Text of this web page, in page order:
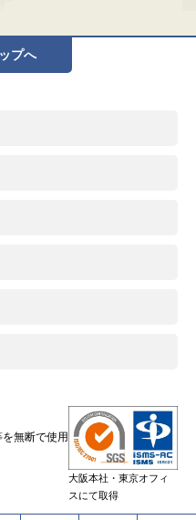
プへ
無断で使用
大阪本社・東京オフィ
スにて取得